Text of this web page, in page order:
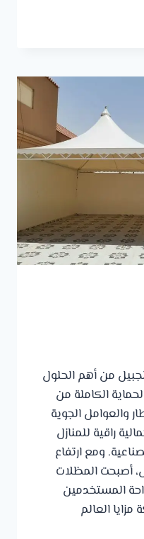
من أهم الحلول
الكاملة من
والعوامل الجوية
راقية للمنازل
ومع ارتفاع
أصبحت المظلات
المستخدمين
العالم